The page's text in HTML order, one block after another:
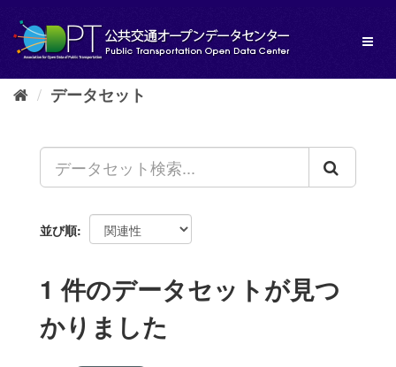
し
データセット
並び順
1 件のデータセットが見つ
かりました